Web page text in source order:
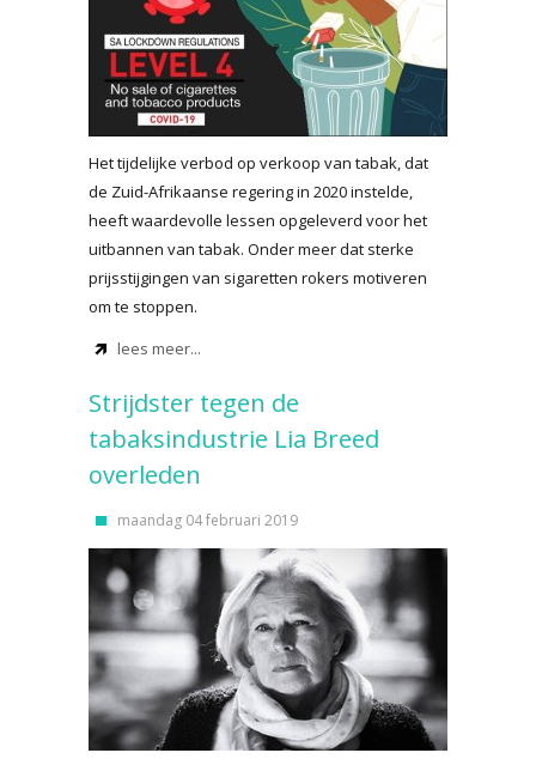
Het tijdelijke verbod op verkoop van tabak, dat
de Zuid-Afrikaanse regering in 2020 instelde,
heeft waardevolle lessen opgeleverd voor het
uitbannen van tabak. Onder meer dat sterke
prijsstijgingen van sigaretten rokers motiveren
om te stoppen.
lees meer...
Strijdster tegen de
tabaksindustrie Lia Breed
overleden
maandag 04 februari 2019